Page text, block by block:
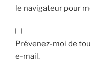
le navigateur pour
Prévenez-moi de
e-mail.